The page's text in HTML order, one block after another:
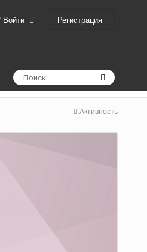
Войти Регистрация
Активность